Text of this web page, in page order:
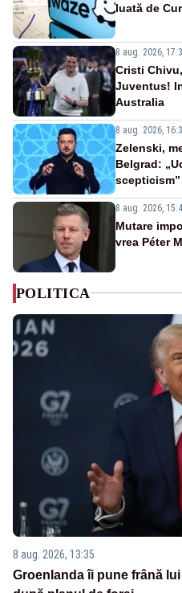
luată de
8 aug. 2026,
Cristi
Juventus!
Australia
8 aug. 2026,
Zelenski,
Belgrad:
scepticism”
8 aug. 2026,
Mutare
vrea Péter
POLITICA
8 aug. 2026, 13:35
Groenlanda îi pune frână